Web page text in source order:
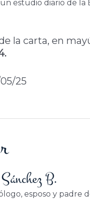
estudio diario de la
la carta, en
25
B.
esposo y padre